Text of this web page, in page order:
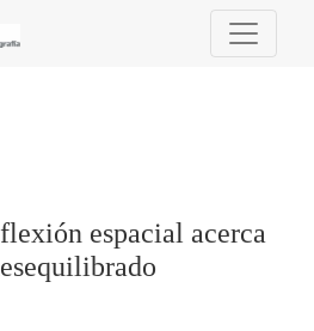
espacial acerca del crecimiento
espacial acerca